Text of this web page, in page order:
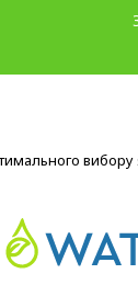
вибору